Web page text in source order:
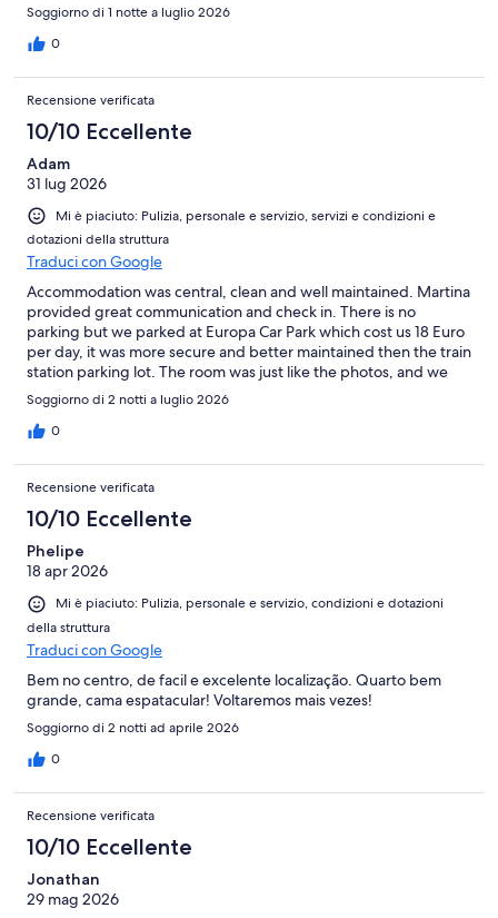
Soggiorno di 1 notte a luglio 2026
0
Recensione verificata
10/10 Eccellente
Adam
31 lug 2026
Mi è piaciuto: Pulizia, personale e servizio, servizi e condizioni e
dotazioni della struttura
Traduci con Google
Accommodation was central, clean and well maintained. Martina
provided great communication and check in. There is no
parking but we parked at Europa Car Park which cost us 18 Euro
per day, it was more secure and better maintained then the train
station parking lot. The room was just like the photos, and we
could walk across the road for dinner/breakfast, great location!
Thank you!
Soggiorno di 2 notti a luglio 2026
0
Recensione verificata
10/10 Eccellente
Phelipe
18 apr 2026
Mi è piaciuto: Pulizia, personale e servizio, condizioni e dotazioni
della struttura
Traduci con Google
Bem no centro, de facil e excelente localização. Quarto bem
grande, cama espatacular! Voltaremos mais vezes!
Soggiorno di 2 notti ad aprile 2026
0
Recensione verificata
10/10 Eccellente
Jonathan
29 mag 2026